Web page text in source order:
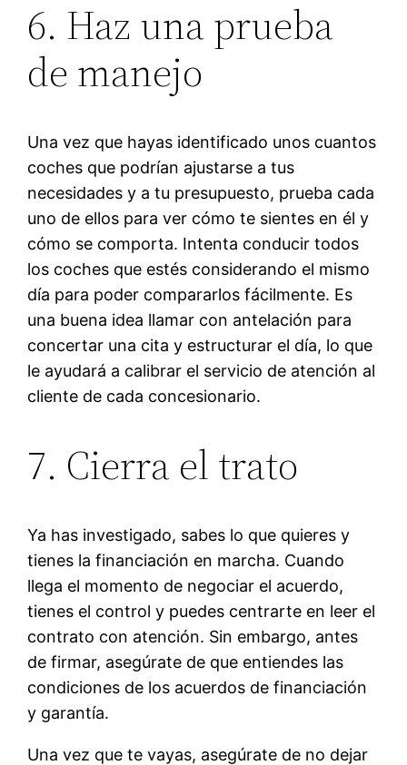
6. Haz una prueba
de manejo
Una vez que hayas identificado unos cuantos
coches que podrían ajustarse a tus
necesidades y a tu presupuesto, prueba cada
uno de ellos para ver cómo te sientes en él y
cómo se comporta. Intenta conducir todos
los coches que estés considerando el mismo
día para poder compararlos fácilmente. Es
una buena idea llamar con antelación para
concertar una cita y estructurar el día, lo que
le ayudará a calibrar el servicio de atención al
cliente de cada concesionario.
7. Cierra el trato
Ya has investigado, sabes lo que quieres y
tienes la financiación en marcha. Cuando
llega el momento de negociar el acuerdo,
tienes el control y puedes centrarte en leer el
contrato con atención. Sin embargo, antes
de firmar, asegúrate de que entiendes las
condiciones de los acuerdos de financiación
y garantía.
Una vez que te vayas, asegúrate de no dejar